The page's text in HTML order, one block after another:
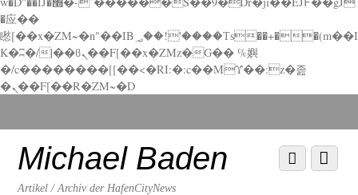
�应��
矁[��x�ZM~�n"��IB؃��!'����Тѕ��+��(m��I
K�ʭ�/|��ϐܢ��F[��x�ZMz�G�� %嬩
�/c��������[[��<�RI:�:c��MΎ��:z�졾
�ܢ��F[��R�ZM~�D
down
contentMichael Baden
Artikel / Archiv der HafenCityNews
Menu
Scroll
down